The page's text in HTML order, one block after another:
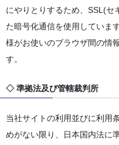
にやりとりするため、SSL(セ
た暗号化通信を使用していま
様がお使いのブラウザ間の情
す。
◇ 準拠法及び管轄裁判所
当社サイトの利用並びに利用
めがない限り、日本国内法に